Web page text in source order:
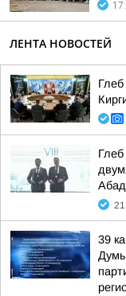
ЛЕНТА НОВОСТЕЙ
39